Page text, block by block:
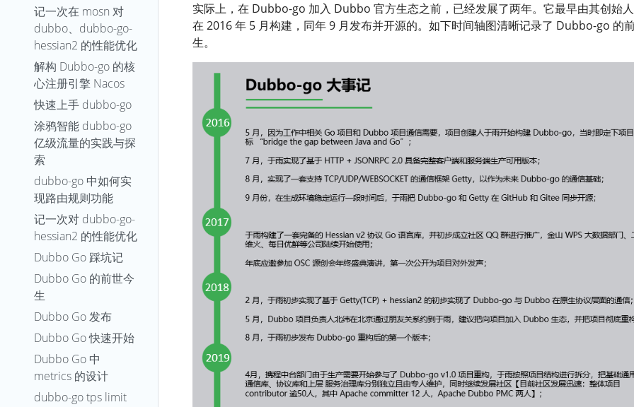
记一次在 mosn 对
dubbo、dubbo-go-
hessian2 的性能优化
解构 Dubbo-go 的核
心注册引擎 Nacos
快速上手 dubbo-go
涂鸦智能 dubbo-go
亿级流量的实践与探
索
dubbo-go 中如何实
现路由规则功能
记一次对 dubbo-go-
hessian2 的性能优化
Dubbo Go 踩坑记
Dubbo Go 的前世今
生
Dubbo Go 发布
Dubbo Go 快速开始
Dubbo Go 中
metrics 的设计
dubbo-go tps limit
实际上，在 Dubbo-go 加入 Dubbo 官方生态之前，已经发展了两年。它最早由其创始
在 2016 年 5 月构建，同年 9 月发布并开源的。如下时间轴图清晰记录了 Dubbo-go 的
生。